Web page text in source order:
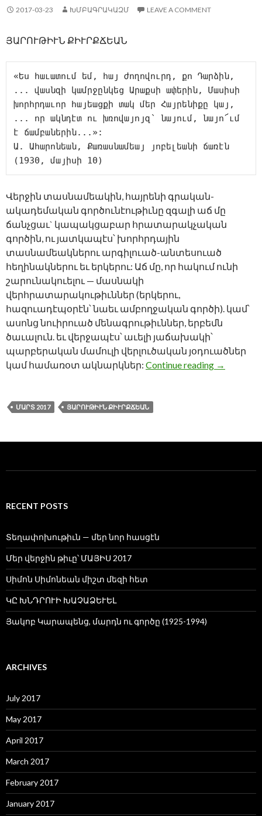
2017-03-23 ԽՄԲԱԳՐԱԿԱԶՄ LEAVE A COMMENT
ՅԱՐՈՒԹԻՒՆ ՔԻՒՐՔՃԵԱՆ
«Ես հաւատում եմ, հայ ժողովուրդ, քո Դարձին,
... վասնզի կամրջընկեց Արաքսի ափերին, Մասիսի
խորհրդաւոր հայեացքի տակ մեր Հայրենիքը կայ,
... որ ակնդէտ ու խռովայոյզ՝ նայում, նայո՜ւմ
է ճամբաներին...»:
Ա. Ահարոնեան, Քառասնամեայ յոբելեանի ճառէն
(1930, մայիսի 10)
Վերջին տասնամեակին, հայրենի գրական-
ակադեմական գործունէութիւնը զգալի աճ մը
ճանչցաւ` կապակցաբար հրատարակչական
գործին, ու յատկապէս՝ խորհրդային
տասնամեակներու արգիլուած-անտեսուած
հեղինակներու եւ երկերու: Աճ մը, որ հակում ունի
շարունակուելու — մասնակի
վերհրատարակութիւններ (երկերու,
հազուադէպօրէն՝ նաեւ ամբողջական գործի). կամ՝
ասոնց նուիրուած մենագրութիւններ, երբեմն
ծաւալուն. եւ վերջապէս՝ աւելի յաճախակի՝
պարբերական մամուլի վերլուծական յօդուածներ
կամ համառօտ ակնարկներ: Continue reading ԱՒԵՏԻՍ
→
ՄԱՐՏ 2017 ՅԱՐՈՒԹԻՒՆ ՔԻՒՐՔՃԵԱՆ
RECENT POSTS
Տեղափոխութիւն — մեր նոր հասցէն
Մեր վերջին թիւը՝ ՄԱՅԻՍ 2017
Սիմոն Սիմոնեան միշտ մեզի հետ
ԿԸ ԽՆԴՐՈՒԻ ԽԱՉԱՁԵՒԵԼ
Յակոբ Կարապենց, մարդն ու գործը (1925-1994)
ARCHIVES
July 2017
May 2017
April 2017
March 2017
February 2017
January 2017